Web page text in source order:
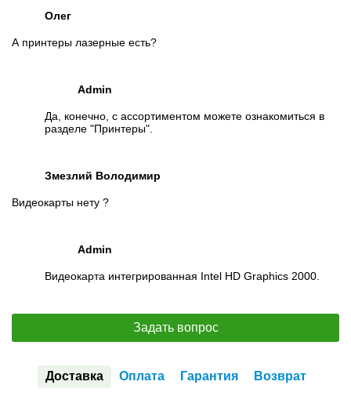
Олег
А принтеры лазерные есть?
Admin
Да, конечно, с ассортиментом можете ознакомиться в
разделе "Принтеры".
Змезлий Володимир
Видеокарты нету ?
Admin
Видеокарта интегрированная Intel HD Graphics 2000.
Задать вопрос
Доставка Оплата Гарантия Возврат